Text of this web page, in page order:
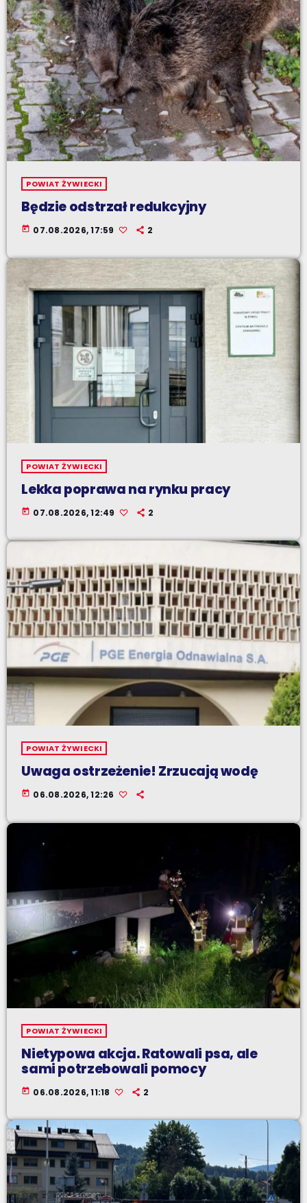
POWIAT ŻYWIECKI
Będzie odstrzał redukcyjny
today 07.08.2026, 17:59 2
POWIAT ŻYWIECKI
Lekka poprawa na rynku pracy
today 07.08.2026, 12:49 2
POWIAT ŻYWIECKI
Uwaga ostrzeżenie! Zrzucają wodę
today 06.08.2026, 12:26
POWIAT ŻYWIECKI
Nietypowa akcja. Ratowali psa, ale
sami potrzebowali pomocy
today 06.08.2026, 11:18 2